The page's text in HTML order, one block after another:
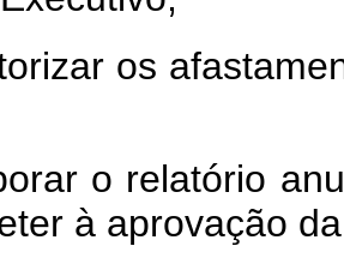
os
o relatório
à aprovação